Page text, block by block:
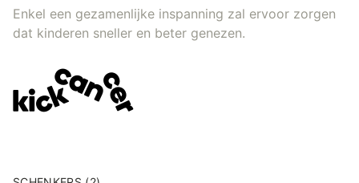
Enkel een gezamenlijke inspanning zal ervoor zorgen
dat kinderen sneller en beter genezen.